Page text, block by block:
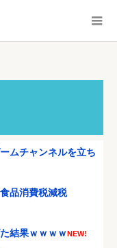
ムチャンネルを立ち
品消費税減税
結果ｗｗｗｗNEW!